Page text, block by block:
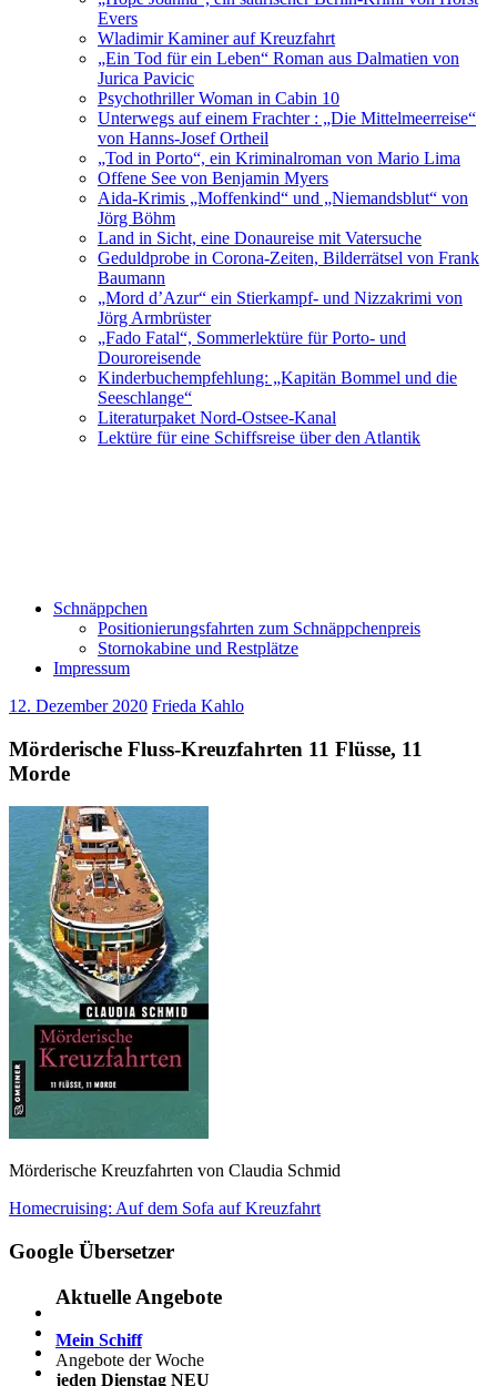
Evers
Wladimir Kaminer auf Kreuzfahrt
„Ein Tod für ein Leben“ Roman aus Dalmatien von
Jurica Pavicic
Psychothriller Woman in Cabin 10
Unterwegs auf einem Frachter : „Die Mittelmeerreise“
von Hanns-Josef Ortheil
„Tod in Porto“, ein Kriminalroman von Mario Lima
Offene See von Benjamin Myers
Aida-Krimis „Moffenkind“ und „Niemandsblut“ von
Jörg Böhm
Land in Sicht, eine Donaureise mit Vatersuche
Geduldprobe in Corona-Zeiten, Bilderrätsel von Frank
Baumann
„Mord d’Azur“ ein Stierkampf- und Nizzakrimi von
Jörg Armbrüster
„Fado Fatal“, Sommerlektüre für Porto- und
Douroreisende
Kinderbuchempfehlung: „Kapitän Bommel und die
Seeschlange“
Literaturpaket Nord-Ostsee-Kanal
Lektüre für eine Schiffsreise über den Atlantik
Schnäppchen
Positionierungsfahrten zum Schnäppchenpreis
Stornokabine und Restplätze
Impressum
12. Dezember 2020 Frieda Kahlo
Mörderische Fluss-Kreuzfahrten 11 Flüsse, 11
Morde
Mörderische Kreuzfahrten von Claudia Schmid
Beitragsnavigation
Vorheriger
Homecruising: Auf dem Sofa auf Kreuzfahrt
Google Übersetzer
Aktuelle Angebote
Mein Schiff
Angebote der Woche
jeden Dienstag NEU